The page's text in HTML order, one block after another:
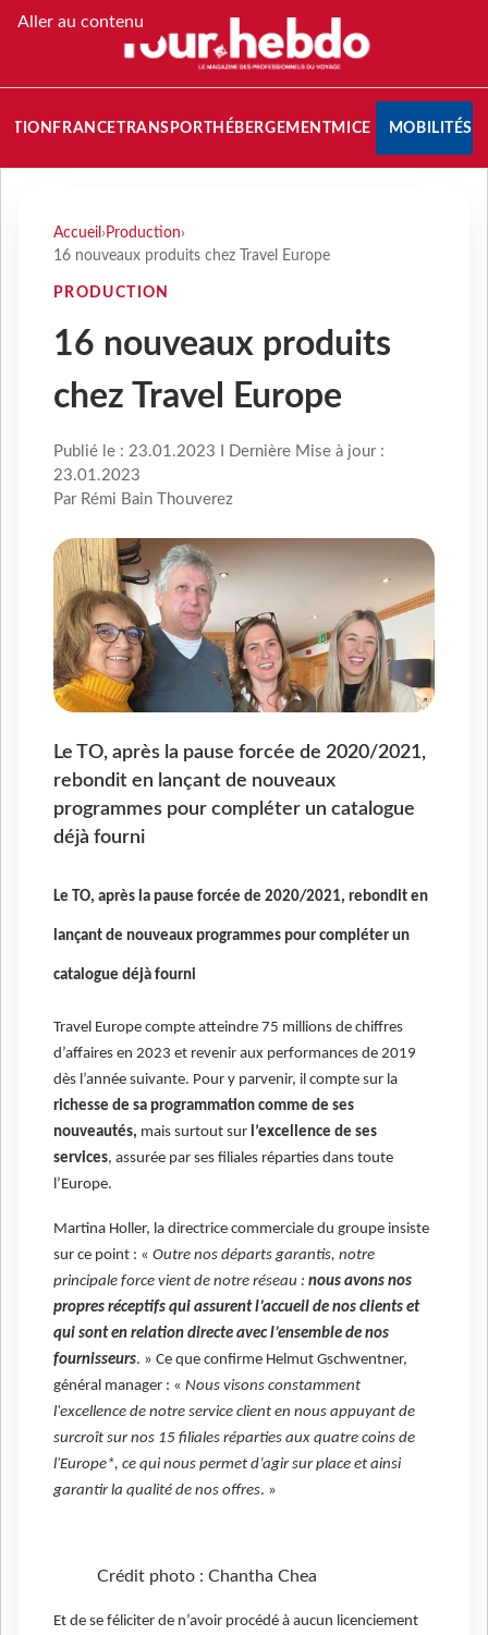
Aller au contenu
FRANCETRANSPORT HÉBERGEMENTMICE MOBILITÉS
Accueil › Production›
16 nouveaux produits chez Travel Europe
PRODUCTION
16 nouveaux produits
chez Travel Europe
Publié le : 23.01.2023 I Dernière Mise à jour :
23.01.2023
Par Rémi Bain Thouverez
Le TO, après la pause forcée de 2020/2021,
rebondit en lançant de nouveaux
programmes pour compléter un catalogue
déjà fourni
Le TO, après la pause forcée de 2020/2021, rebondit en
lançant de nouveaux programmes pour compléter un
catalogue déjà fourni
Travel Europe compte atteindre 75 millions de chiffres
d’affaires en 2023 et revenir aux performances de 2019
dès l’année suivante. Pour y parvenir, il compte sur la
richesse de sa programmation comme de ses
nouveautés, mais surtout sur l’excellence de ses
services, assurée par ses filiales réparties dans toute
l’Europe.
Martina Holler, la directrice commerciale du groupe insiste
sur ce point : « Outre nos départs garantis, notre
principale force vient de notre réseau : nous avons nos
propres réceptifs qui assurent l’accueil de nos clients et
qui sont en relation directe avec l’ensemble de nos
fournisseurs. » Ce que confirme Helmut Gschwentner,
général manager : « Nous visons constamment
l'excellence de notre service client en nous appuyant de
surcroît sur nos 15 filiales réparties aux quatre coins de
l'Europe*, ce qui nous permet d’agir sur place et ainsi
garantir la qualité de nos offres. »
Crédit photo : Chantha Chea
Et de se féliciter de n’avoir procédé à aucun licenciement